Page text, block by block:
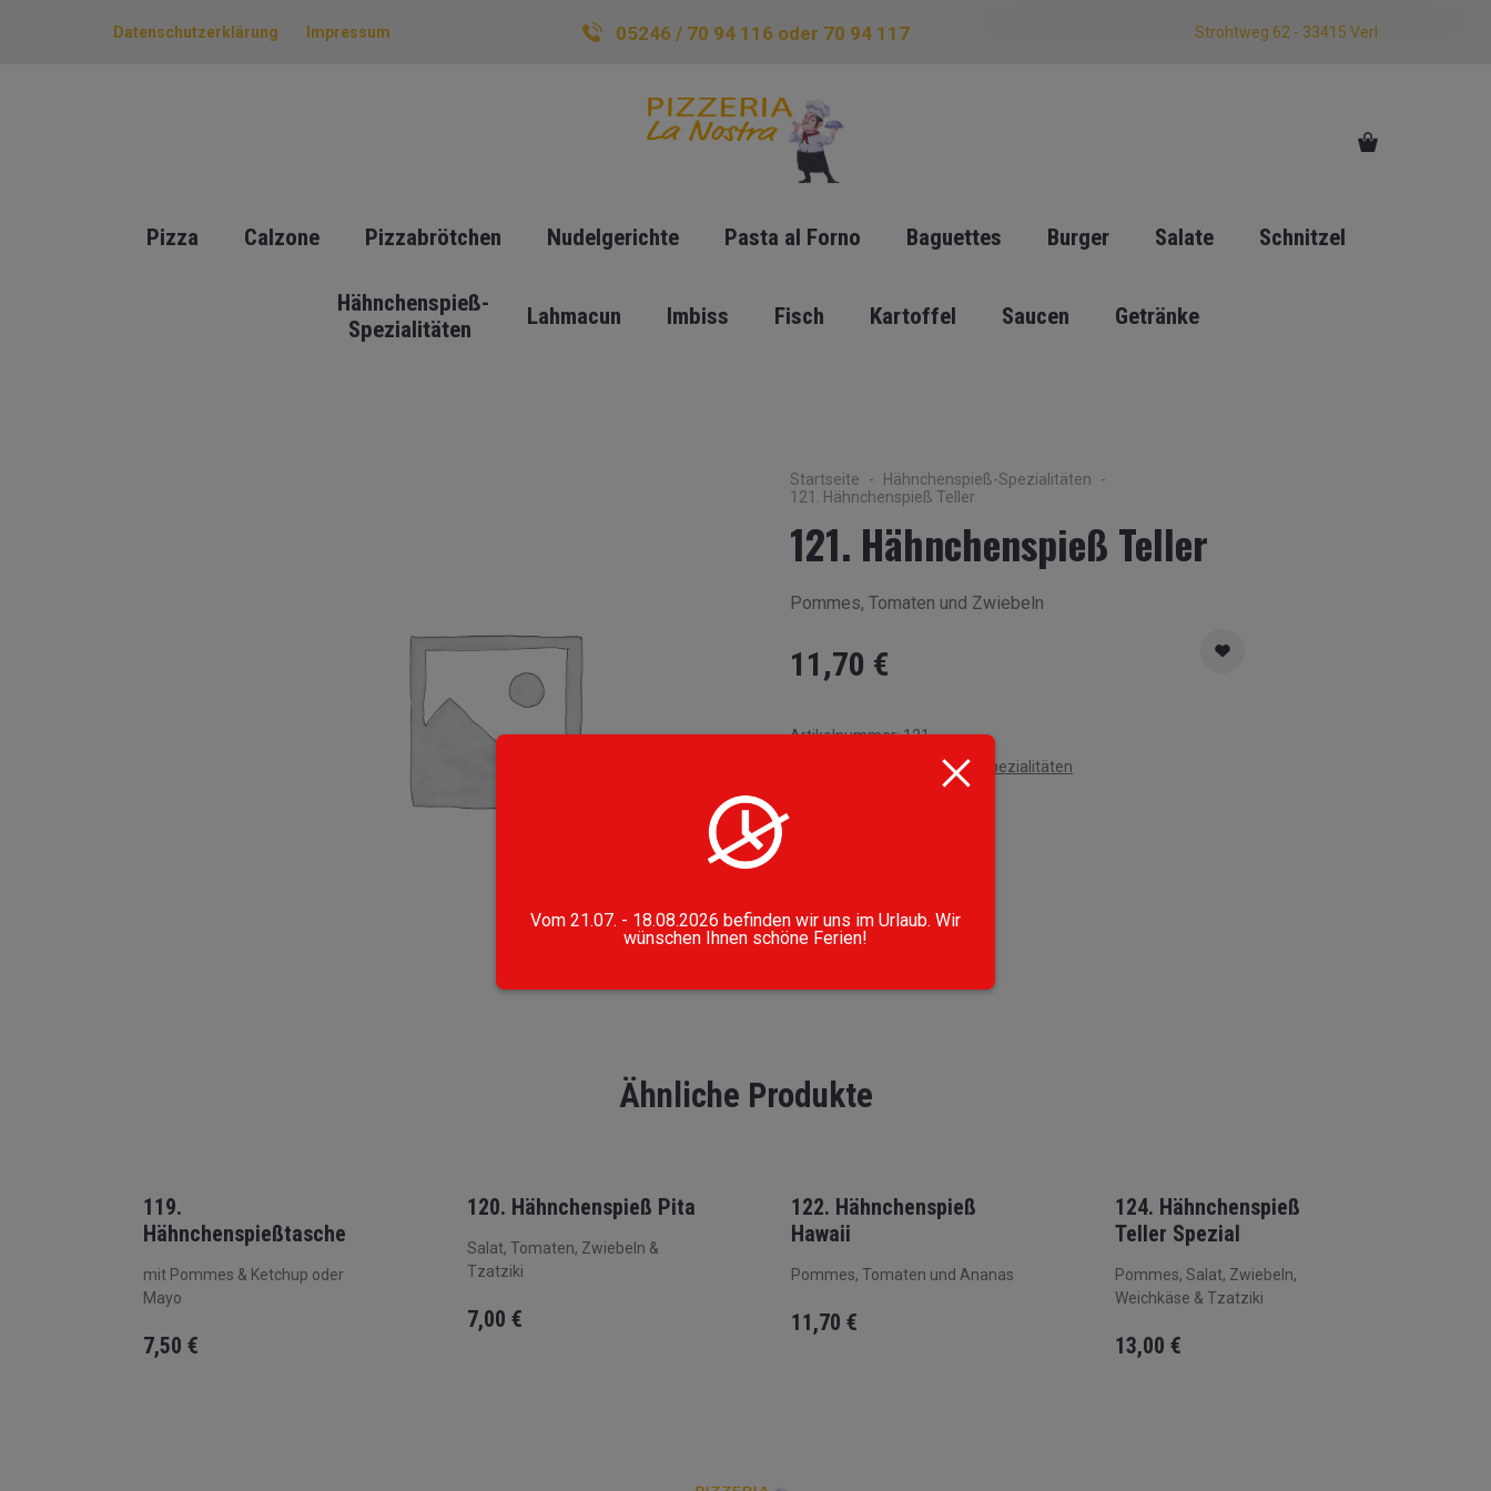
Datenschutzerklärung Impressum 05246 / 70 94 116 oder 70 94 117 Strohtweg 62 - 33415 Verl
Pizza Calzone Pizzabrötchen Nudelgerichte Pasta al Forno Baguettes Burger Salate Schnitzel
Hähnchenspieß-
Spezialitäten
Lahmacun Imbiss Fisch Kartoffel Saucen Getränke
Startseite
Hähnchenspieß-Spezialitäten
121. Hähnchenspieß Teller
121. Hähnchenspieß Teller
Pommes, Tomaten und Zwiebeln
11,70 €
Artikelnummer:121
Hähnchenspieß-Spezialitäten
Ähnliche Produkte
119.
Hähnchenspießtasche
mit Pommes & Ketchup oder
Mayo
7,50 €
120. Hähnchenspieß Pita
Salat, Tomaten, Zwiebeln &
Tzatziki
7,00 €
122. Hähnchenspieß
Hawaii
Pommes, Tomaten und Ananas
11,70 €
124. Hähnchenspieß
Teller Spezial
Pommes, Salat, Zwiebeln,
Weichkäse & Tzatziki
13,00 €
Vom 21.07. - 18.08.2026 befinden wir uns im Urlaub. Wir
wünschen Ihnen schöne Ferien!